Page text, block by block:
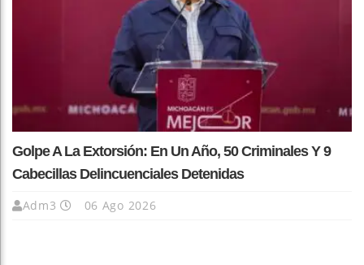
Golpe A La Extorsión: En Un Año, 50 Criminales Y 9
Cabecillas Delincuenciales Detenidas
Adm3 06 Ago 2026